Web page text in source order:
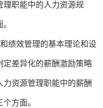
理职能中的人力资源规
绩效管理的基本理论和设
定差异化的薪酬激励策略
资源管理职能中的薪酬
方面。